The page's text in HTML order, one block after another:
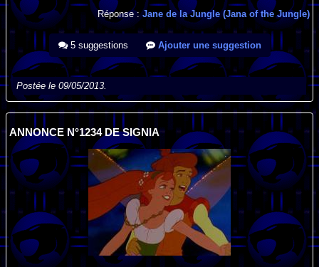
Réponse :Jane de la Jungle (Jana of the Jungle)
5 suggestions Ajouter une suggestion
Postée le 09/05/2013.
ANNONCE N°1234 DE SIGNIA